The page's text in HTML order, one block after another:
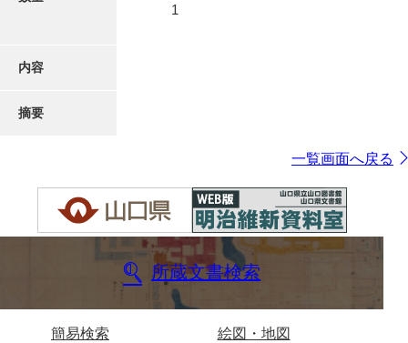
1
内容
摘要
一覧画面へ戻る
所蔵文書検索
簡易検索
絵図・地図